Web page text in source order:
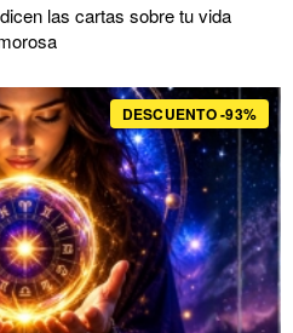
las cartas sobre tu vida
DESCUENTO -93%